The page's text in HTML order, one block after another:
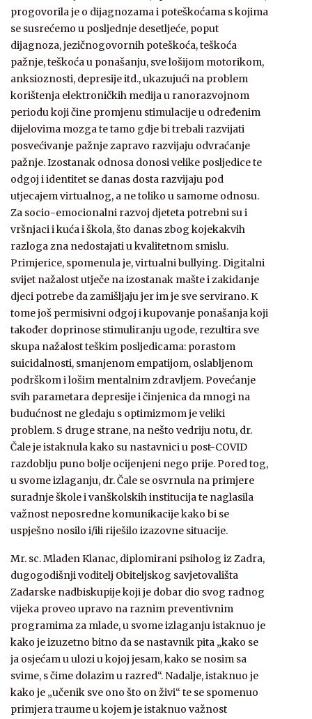
progovorila je o dijagnozama i poteškoćama s kojima
se susrećemo u posljednje desetljeće, poput
dijagnoza, jezičnogovornih poteškoća, teškoća
pažnje, teškoća u ponašanju, sve lošijom motorikom,
anksioznosti, depresije itd., ukazujući na problem
korištenja elektroničkih medija u ranorazvojnom
periodu koji čine promjenu stimulacije u određenim
dijelovima mozga te tamo gdje bi trebali razvijati
posvećivanje pažnje zapravo razvijaju odvraćanje
pažnje. Izostanak odnosa donosi velike posljedice te
odgoj i identitet se danas dosta razvijaju pod
utjecajem virtualnog, a ne toliko u samome odnosu.
Za socio-emocionalni razvoj djeteta potrebni su i
vršnjaci i kuća i škola, što danas zbog kojekakvih
razloga zna nedostajati u kvalitetnom smislu.
Primjerice, spomenula je, virtualni bullying. Digitalni
svijet nažalost utječe na izostanak mašte i zakidanje
djeci potrebe da zamišljaju jer im je sve servirano. K
tome još permisivni odgoj i kupovanje ponašanja koji
također doprinose stimuliranju ugode, rezultira sve
skupa nažalost teškim posljedicama: porastom
suicidalnosti, smanjenom empatijom, oslabljenom
podrškom i lošim mentalnim zdravljem. Povećanje
svih parametara depresije i činjenica da mnogi na
budućnost ne gledaju s optimizmom je veliki
problem. S druge strane, na nešto vedriju notu, dr.
Čale je istaknula kako su nastavnici u post-COVID
razdoblju puno bolje ocijenjeni nego prije. Pored tog,
u svome izlaganju, dr. Čale se osvrnula na primjere
suradnje škole i vanškolskih institucija te naglasila
važnost neposredne komunikacije kako bi se
uspješno nosilo i/ili riješilo izazovne situacije.
Mr. sc. Mladen Klanac, diplomirani psiholog iz Zadra,
dugogodišnji voditelj Obiteljskog savjetovališta
Zadarske nadbiskupije koji je dobar dio svog radnog
vijeka proveo upravo na raznim preventivnim
programima za mlade, u svome izlaganju istaknuo je
kako je izuzetno bitno da se nastavnik pita „kako se
ja osjećam u ulozi u kojoj jesam, kako se nosim sa
svime, s čime dolazim u razred“. Nadalje, istaknuo je
kako je „učenik sve ono što on živi“ te se spomenuo
primjera traume u kojem je istaknuo važnost